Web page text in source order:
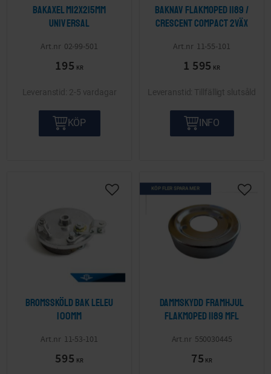
Bakaxel M12x215mm
Universal
02-99-501
195 KR
2-5 vardagar
KÖP
Baknav Flakmoped 1189 /
Crescent Compact 2väx
11-55-101
1 595 KR
Tillfälligt slutsåld
INFO
Bromssköld bak Leleu
100mm
11-53-101
595 KR
Lägg till i önskelista
Dammskydd framhjul
Flakmoped 1189 mfl
550030445
75 KR
KÖP FLER SPARA MER
Lägg